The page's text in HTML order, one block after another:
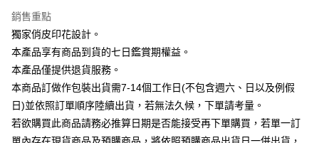
全盈+PAY
大哥付你分期
相關說明
1.本服務由台灣大哥大提供，台灣大哥大用戶可立即使用無須另外申請。
2.付款方式選擇「大哥付你分期」，訂單成立後會自動跳轉到大哥付的交易
流程，驗證手機門號後，選擇欲分期的期數、繳款截止日，確認付款後即完
成交易。
AFTEE先享後付
相關說明
【關於「AFTEE先享後付」】
AFTEE先享後付是「在收到商品之後才付款」的支付方式。 讓您購物簡單
ATM付款
銷售重點
獨家俏皮印花設計。
本產品享有商品到貨的七日鑑賞期權益。
本產品僅提供退貨服務。
本商品訂做作包裝出貨需7-14個工作日(不包含週六、日以及例假
日)並依照訂單順序陸續出貨，若無法久候，下單請考量。
若欲購買此商品請務必推算日期是否能接受再下單購買，若單一訂